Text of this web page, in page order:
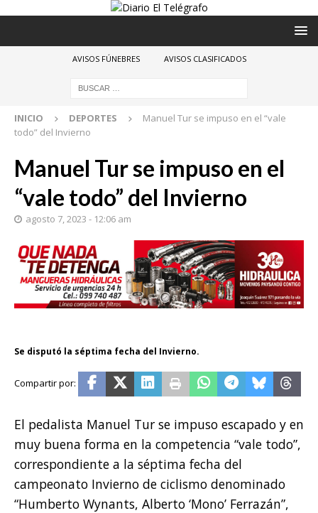
AVISOS FÚNEBRES AVISOS CLASIFICADOS
INICIO DEPORTES
Manuel Tur se impuso en el “vale
todo” del Invierno
Manuel Tur se impuso en el
“vale todo” del Invierno
agosto 7, 2023 - 12:06 am
Se disputó la séptima fecha del Invierno.
El pedalista Manuel Tur se impuso escapado y en
muy buena forma en la competencia “vale todo”,
correspondiente a la séptima fecha del
campeonato Invierno de ciclismo denominado
“Humberto Wynants, Alberto ‘Mono’ Ferrazán”,